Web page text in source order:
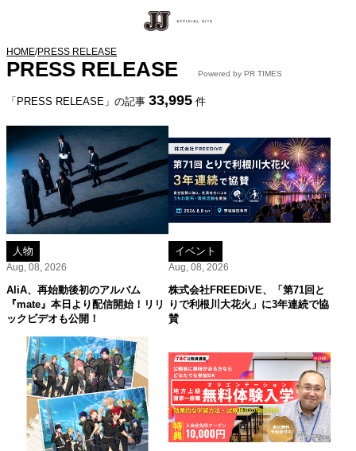
HOME/PRESS RELEASE
PRESS RELEASE Powered by PR TIMES
「PRESS RELEASE」の記事 33,995 件
人物
Aug, 08, 2026
AliA、再始動後初のアルバム
『mate』本日より配信開始！リリ
ックビデオも公開！
イベント
Aug, 08, 2026
株式会社FREEDiVE、「第71回と
りで利根川大花火」に3年連続で協
賛